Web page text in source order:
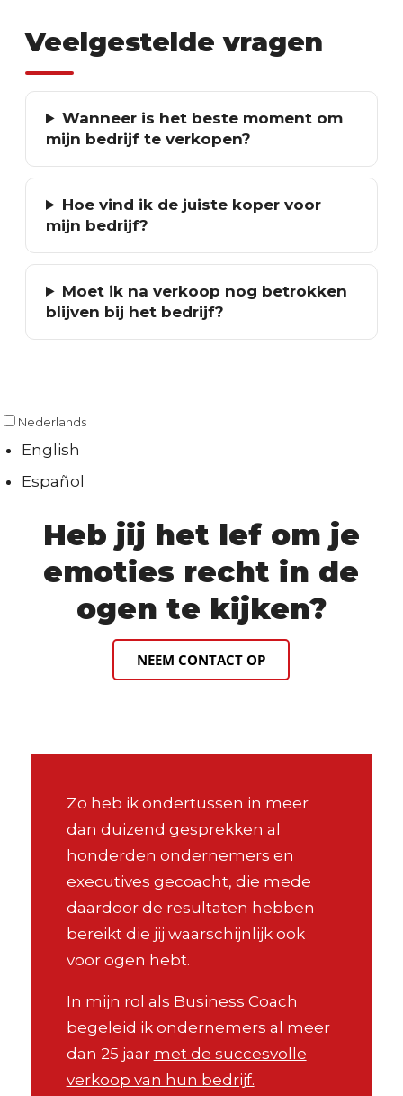
Veelgestelde vragen
Wanneer is het beste moment om
mijn bedrijf te verkopen?
Hoe vind ik de juiste koper voor
mijn bedrijf?
Moet ik na verkoop nog betrokken
blijven bij het bedrijf?
Nederlands
English
Español
Heb jij het lef om je
emoties recht in de
ogen te kijken?
NEEM CONTACT OP
Zo heb ik ondertussen in meer
dan duizend gesprekken al
honderden ondernemers en
executives gecoacht, die mede
daardoor de resultaten hebben
bereikt die jij waarschijnlijk ook
voor ogen hebt.
In mijn rol als Business Coach
begeleid ik ondernemers al meer
dan 25 jaar met de succesvolle
verkoop van hun bedrijf.